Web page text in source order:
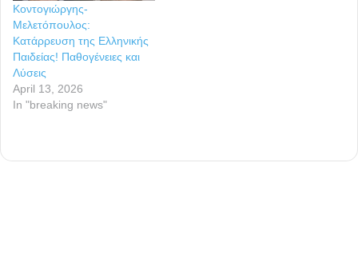
Κοντογιώργης-
Μελετόπουλος:
Kατάρρευση της Ελληνικής
Παιδείας! Παθογένειες και
Λύσεις
April 13, 2026
In "breaking news"